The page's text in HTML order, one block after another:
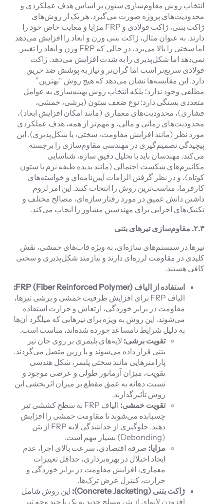
انتخاب روش مقاوم‌سازی ستون بر اساس هدف عملکردی و
محدودیت‌های پروژه صورت می‌گیرد. هر یک از روش‌های
ژاکت بتنی، ژاکت فولادی و FRP مزایا و معایب خاص خود را
دارند. به عنوان مثال، ژاکت بتنی وزن و ابعاد را افزایش می‌دهد
اما سختی را بالا می‌برد، در حالی که FRP وزن و ابعاد را تغییر
نمی‌دهد اما شکل‌پذیری را به شدت افزایش می‌دهد. ژاکت
فولادی سریع‌تر است اما گران‌تر و نیاز به پوشش ضد حریق
دارد. این مقایسه‌ها نشان می‌دهد که هیچ روش “بهترین”
مطلقی وجود ندارد؛ بلکه انتخاب روش بهینه‌سازی به عوامل
متعددی بستگی دارد: نوع ضعف ستون (برشی، خمشی،
فشاری)، محدودیت‌های معماری (مانند امکان افزایش ابعاد)،
محدودیت‌های زمانی و مالی، و مهم‌تر از همه، هدف عملکردی
مورد نظر (مانند افزایش مقاومت، سختی، یا شکل‌پذیری). این
پیچیدگی تصمیم‌گیری در مهندسی مقاوم‌سازی را برجسته
می‌کند. مهندسان باید با تحلیل دقیق سازه، شناسایی
مکانیزم‌های شکست احتمالی (مانند پدیده طبقه نرم یا ستون
کوتاه)، و در نظر گرفتن الزامات آیین‌نامه‌ای و خواسته‌های
کارفرما، مناسب‌ترین روش را انتخاب کنند. این امر لزوم
داشتن دانش عمیق در مورد رفتار سازه‌ای، مصالح مختلف و
تکنیک‌های اجرایی برای مهندسین مشاور را ایجاب می‌کند.
۲.۳. مقاوم‌سازی تیرهای بتنی
تیرها در سیستم‌های سازه‌ای، به ویژه قاب‌های خمشی، نقش
کلیدی در مقاومت لرزه‌ای دارند و نیازمند شکل‌پذیری و سختی
کافی هستند.
استفاده از الیاف FRP (Fiber Reinforced Polymer):
الیاف FRP برای افزایش ظرفیت خمشی و برشی تیرها،
مقاومت در برابر خوردگی، ارتعاش و حرارت استفاده
می‌شوند. این روش به ویژه برای تیرهایی که میلگرد آن‌ها
به دلیل شرایط نامساعد خورده شده‌اند، مناسب است.
تقویت برشی: لایه‌های پلیمری بر روی جان تیر
بتنی قرار داده می‌شوند و با رزین متصل می‌گردند.
پارامترهایی مانند سختی پلیمر، شکل هندسی
تقویت، میزان آرماتور طولی و عرضی موجود و
نسبت دهانه به عمق مقطع بر میزان اثربخشی این
روش تأثیرگذارند.
تقویت خمشی:
الیاف FRP به سطح کششی تیر
چسبانده می‌شوند تا مقاومت خمشی را افزایش
دهند. جلوگیری از جداشدگی لایه FRP از بتن
(Debonding) بسیار مهم است.
مزایا: صرفه اقتصادی، سرعت بالای اجرا، عدم
ایجاد اختلال در بهره‌برداری، حداقل تغییرات
معماری، افزایش مقاومت در برابر خوردگی و
حرارت، کنترل عرض ترک‌ها.
ژاکت بتنی (Concrete Jacketing
): این روش شامل
افزودن لایه‌ای از بتن مسلح جدید به یک یا چند وجه تیر